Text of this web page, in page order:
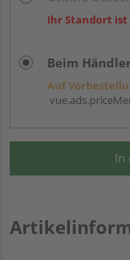
Ihr Standort
Beim
Auf
In